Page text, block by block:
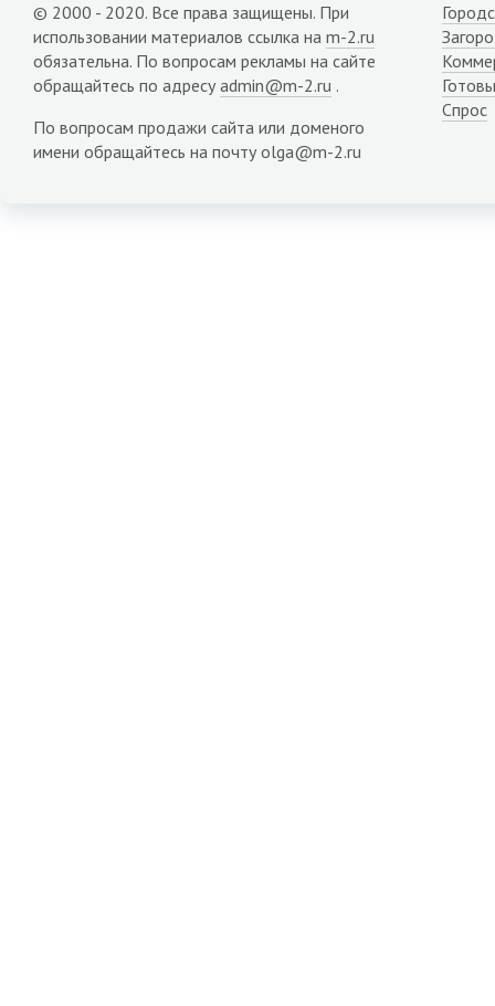
© 2000 - 2020. Все права защищены. При
использовании материалов ссылка на m-2.ru
обязательна. По вопросам рекламы на сайте
обращайтесь по адресу admin@m-2.ru .
По вопросам продажи сайта или доменого
имени обращайтесь на почту olga@m-2.ru
Спрос